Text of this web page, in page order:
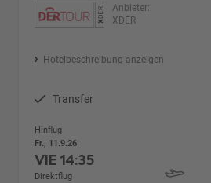
Anbieter:
XDER
Hotelbeschreibung anzeigen
Transfer
Hinflug
Fr., 11.9.26
VIE14:35
Direktflug